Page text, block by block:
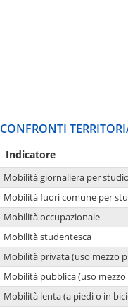
CONFRONTI
Indicatore
Mobilità giornaliera per
Mobilità fuori comune per
Mobilità occupazionale
Mobilità studentesca
Mobilità privata (uso mezzo
Mobilità pubblica (uso
Mobilità lenta (a piedi o in